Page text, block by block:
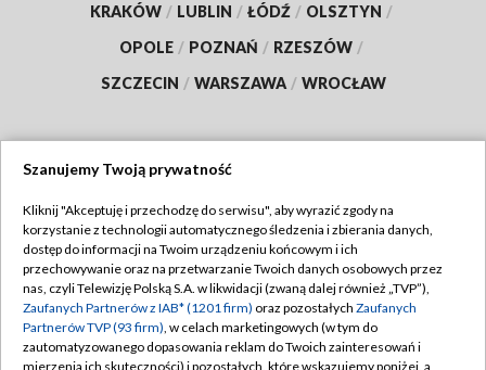
KRAKÓW / LUBLIN / ŁÓDŹ / OLSZTYN /
OPOLE / POZNAŃ / RZESZÓW /
SZCZECIN / WARSZAWA / WROCŁAW
TVP
Abonament TVP
Emisja w TVP
Centrum informacji TVP
Regulamin TVP
Polityka prywatności
Moje zgody
Szanujemy Twoją prywatność
Kliknij "Akceptuję i przechodzę do serwisu", aby wyrazić zgody na
korzystanie z technologii automatycznego śledzenia i zbierania danych,
dostęp do informacji na Twoim urządzeniu końcowym i ich
przechowywanie oraz na przetwarzanie Twoich danych osobowych przez
nas, czyli Telewizję Polską S.A. w likwidacji (zwaną dalej również „TVP”),
Zaufanych Partnerów z IAB* (1201 firm) oraz pozostałych Zaufanych
Partnerów TVP (93 firm), w celach marketingowych (w tym do
zautomatyzowanego dopasowania reklam do Twoich zainteresowań i
mierzenia ich skuteczności) i pozostałych, które wskazujemy poniżej, a